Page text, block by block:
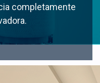
completamente